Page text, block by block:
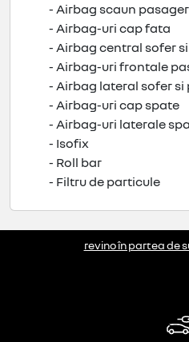
- Airbag scaun pasager
- Airbag-uri cap fata
- Airbag central sofer
- Airbag-uri frontale
- Airbag lateral sofer si
- Airbag-uri cap spate
- Airbag-uri laterale
- Isofix
- Roll bar
- Filtru de particule
revino în partea de